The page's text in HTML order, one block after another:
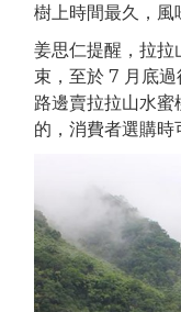
樹上時間最久，風
姜思仁提醒，拉
束，至於 7 月底
路邊賣拉拉山水
的，消費者選購時